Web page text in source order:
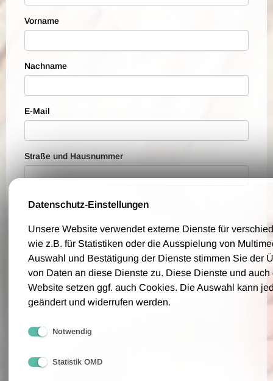
Vorname
Nachname
E-Mail
Straße und Hausnummer
PLZ
Ort
Telefon
Bitte geben Sie eine Telefonnummer an, über die wir Sie für eventuelle
Bestellwünsche
Datenschutz-Einstellungen
Unsere Website verwendet externe Dienste für
wie z.B. für Statistiken oder die Ausspielung von
Auswahl und Bestätigung der Dienste stimmen Sie der
von Daten an diese Dienste zu. Diese Dienste und auch
Website setzen ggf. auch Cookies. Die Auswahl kann
geändert und widerrufen werden.
Notwendig
Statistik OMD